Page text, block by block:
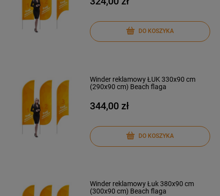
DO KOSZYKA
Winder reklamowy ŁUK 330x90 cm
(290x90 cm) Beach flaga
344,00 zł
DO KOSZYKA
Winder reklamowy Łuk 380x90 cm
(300x90 cm) Beach flaga